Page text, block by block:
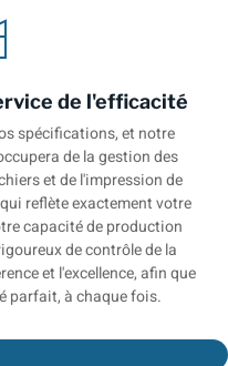
de l'efficacité
spécifications, et notre
de la gestion des
et de l'impression de
reflète exactement votre
capacité de production
de contrôle de la
et l'excellence, afin que
parfait, à chaque fois.